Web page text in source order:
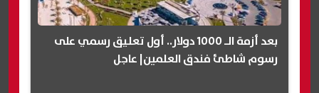
بعد أزمة الـ 1000 دولار.. أول تعليق رسمي على
رسوم شاطئ فندق العلمين| عاجل